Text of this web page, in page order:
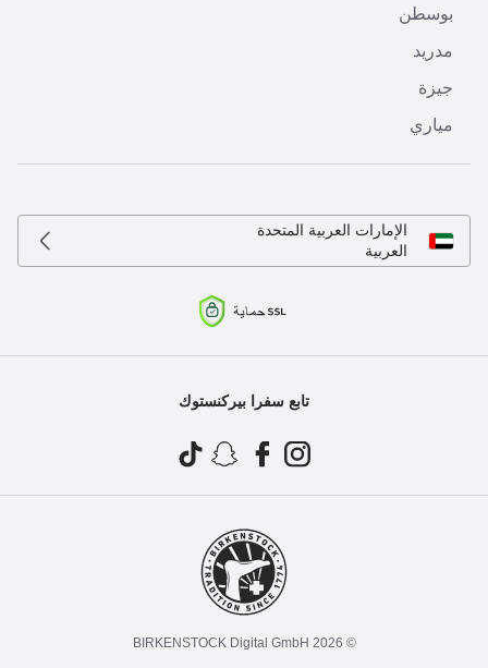
بوسطن
مدريد
جيزة
مياري
الإمارات العربية المتحدة
العربية
تابع سفرا بيركنستوك
© 2026 BIRKENSTOCK Digital GmbH